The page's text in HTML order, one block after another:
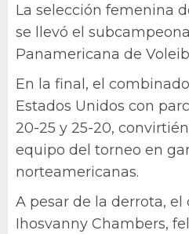
La selección femenina
se llevó el
Panamericana de
En la final, el
Estados Unidos con
20-25 y 25-20,
equipo del torneo en
norteamericanas.
A pesar de la derrota,
Ihosvanny Chambers,